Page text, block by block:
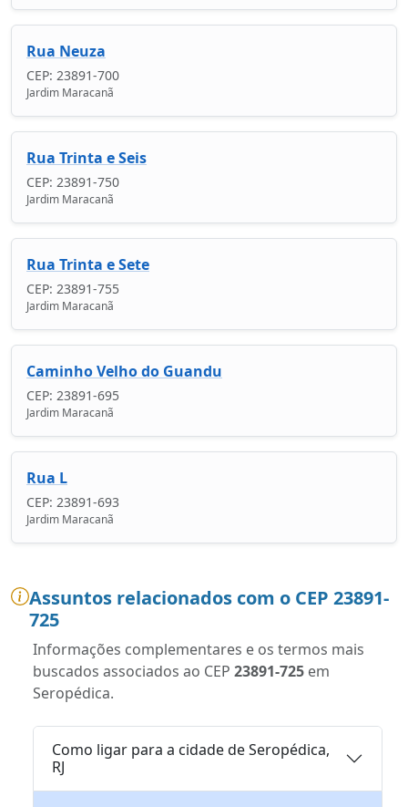
Rua Neuza
CEP: 23891-700
Jardim Maracanã
Rua Trinta e Seis
CEP: 23891-750
Jardim Maracanã
Rua Trinta e Sete
CEP: 23891-755
Jardim Maracanã
Caminho Velho do Guandu
CEP: 23891-695
Jardim Maracanã
Rua L
CEP: 23891-693
Jardim Maracanã
Assuntos relacionados com o CEP 23891-
725
Informações complementares e os termos mais
buscados associados ao CEP 23891-725 em
Seropédica.
Como ligar para a cidade de Seropédica,
RJ